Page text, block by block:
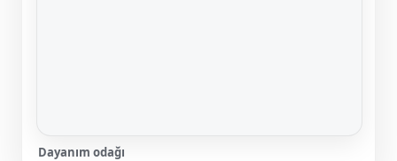
Dayanım odağı